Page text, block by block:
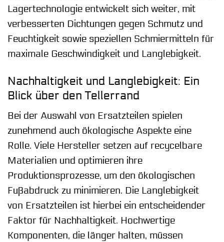
Lagertechnologie entwickelt sich weiter, mit
verbesserten Dichtungen gegen Schmutz und
Feuchtigkeit sowie speziellen Schmiermitteln für
maximale Geschwindigkeit und Langlebigkeit.
Nachhaltigkeit und Langlebigkeit: Ein
Blick über den Tellerrand
Bei der Auswahl von Ersatzteilen spielen
zunehmend auch ökologische Aspekte eine
Rolle. Viele Hersteller setzen auf recycelbare
Materialien und optimieren ihre
Produktionsprozesse, um den ökologischen
Fußabdruck zu minimieren. Die Langlebigkeit
von Ersatzteilen ist hierbei ein entscheidender
Faktor für Nachhaltigkeit. Hochwertige
Komponenten, die länger halten, müssen